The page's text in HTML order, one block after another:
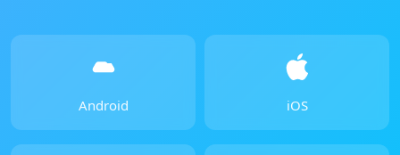
Android iOS